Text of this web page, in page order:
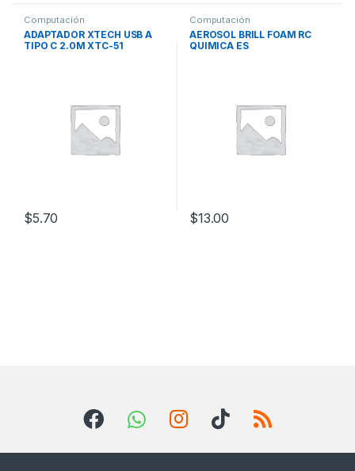
Computación
ADAPTADOR XTECH USB A
TIPO C 2.0M XTC-51
$5.70
Computación
AEROSOL BRILL FOAM RC
QUIMICA ES
$13.00